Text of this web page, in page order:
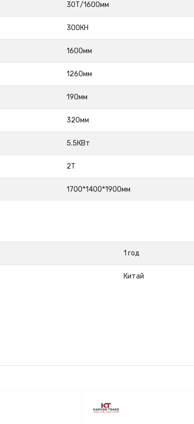
30Т/1600мм
300КН
1600мм
1260мм
190мм
320мм
5.5КВт
2Т
1700*1400*1900мм
1 год
Китай